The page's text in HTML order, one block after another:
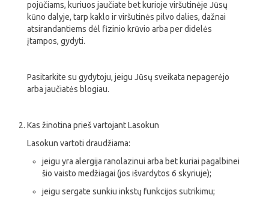
pojūčiams, kuriuos jaučiate bet kurioje viršutinėje Jūsų
kūno dalyje, tarp kaklo ir viršutinės pilvo dalies, dažnai
atsirandantiems dėl fizinio krūvio arba per didelės
įtampos, gydyti.
Pasitarkite su gydytoju, jeigu Jūsų sveikata nepagerėjo
arba jaučiatės blogiau.
Kas žinotina prieš vartojant Lasokun
Lasokun vartoti draudžiama:
jeigu yra alergija ranolazinui arba bet kuriai pagalbinei
šio vaisto medžiagai (jos išvardytos 6 skyriuje);
jeigu sergate sunkiu inkstų funkcijos sutrikimu;